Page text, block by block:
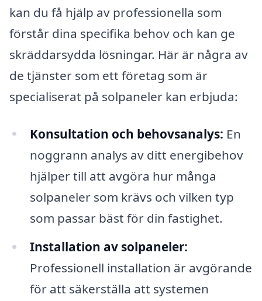
kan du få hjälp av professionella som
förstår dina specifika behov och kan ge
skräddarsydda lösningar. Här är några av
de tjänster som ett företag som är
specialiserat på solpaneler kan erbjuda:
Konsultation och behovsanalys: En
noggrann analys av ditt energibehov
hjälper till att avgöra hur många
solpaneler som krävs och vilken typ
som passar bäst för din fastighet.
Installation av solpaneler:
Professionell installation är avgörande
för att säkerställa att systemen